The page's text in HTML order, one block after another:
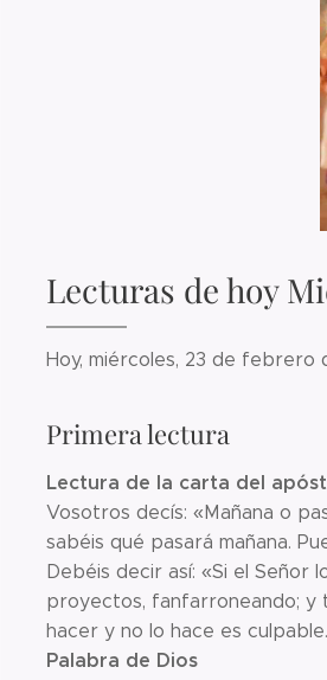
Lecturas de hoy
Hoy, miércoles, 23 de febrero
Primera lectura
Lectura de la carta del
Vosotros decís: «Mañana o
sabéis qué pasará mañana.
Debéis decir así: «Si el Señor
proyectos, fanfarroneando; y
hacer y no lo hace es culpable.
Palabra de Dios